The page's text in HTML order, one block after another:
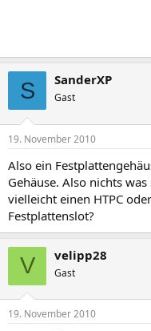
S SanderXP
Gast
19. November 2010
Also ein
Gehäuse. Also nichts
vielleicht einen HTPC
Festplattenslot?
V velipp28
Gast
19. November 2010